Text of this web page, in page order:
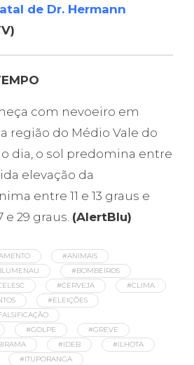
de Dr. Hermann
com nevoeiro em
região do Médio Vale do
dia, o sol predomina entre
elevação da
entre 11 e 13 graus e
29 graus. (AlertBlu)
#ANIMAIS
#BOMBEIROS
#CERVEJA
#CLIMA
#ELEIÇÕES
#GOLPE
#GREVE
#IDEB
#ILHOTA
#ITUPORANGA